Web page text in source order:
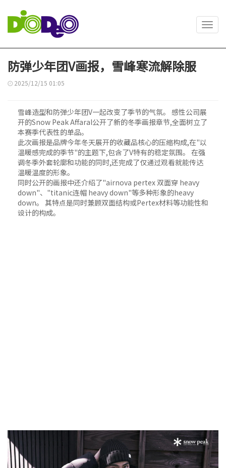
防弹少年团V画报，雪峰寒流解除服
2025/12/15 01:05
雪峰造型和防弹少年团V一起改变了季节的气氛。 感性公司展
开的Snow Peak Affaral公开了新的冬季画报章节,全面树立了
本赛季代表性的单品。
此次画报是品牌今年冬天展开的收藏品核心的压缩构成,在"以
温暖感完成的季节"的主题下,包含了V特有的稳定氛围。 在强
调冬季外套轮廓和功能的同时,还完成了仅通过观看就能传达
温暖温度的形象。
同时公开的画报中还介绍了"airnova pertex 双面穿 heavy
down"、"titanic连帽 heavy down"等多种形象的heavy
down。 其特点是同时兼顾双面结构或Pertex材料等功能性和
设计的构成。